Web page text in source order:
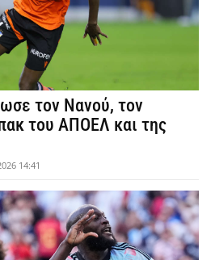
τον Νανού, τον
του ΑΠΟΕΛ και της
14:41